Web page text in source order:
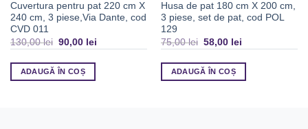
Cuvertura pentru pat 220 cm X
240 cm, 3 piese,Via Dante, cod
CVD 011
130,00lei 90,00 lei
ADAUGĂ ÎN COȘ
Husa de pat 180 cm X 200 cm,
3 piese, set de pat, cod POL
129
75,00lei 58,00 lei
ADAUGĂ ÎN COȘ